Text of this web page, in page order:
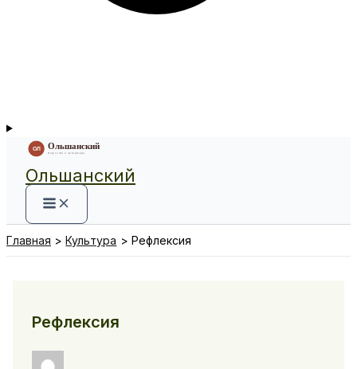
Ольшанский
Главная Культура Рефлексия
Рефлексия